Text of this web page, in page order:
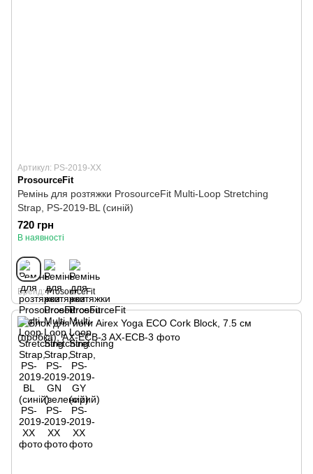
Артикул: PS-2019-XX
ProsourceFit
Ремінь для розтяжки ProsourceFit Multi-Loop Stretching
Strap, PS-2019-BL (синій)
720 грн
В наявності
Бренд ProsourceFit